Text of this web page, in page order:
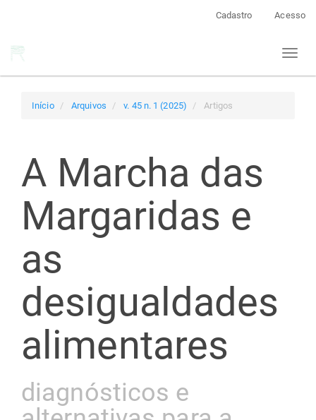
Cadastro Acesso
Toggle
Início Arquivos v. 45 n. 1 (2025) Artigos
A Marcha das
Margaridas e
as
desigualdades
alimentares
diagnósticos e